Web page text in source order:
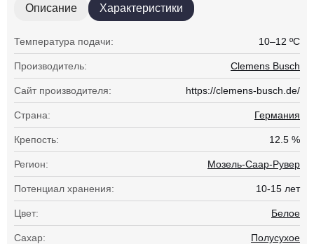
Описание Характеристики
Температура подачи: 10–12 ºC
Производитель: Clemens Busch
Сайт производителя: https://clemens-busch.de/
Страна: Германия
Крепость: 12.5 %
Регион: Мозель-Саар-Рувер
Потенциал хранения: 10-15 лет
Цвет: Белое
Сахар: Полусухое